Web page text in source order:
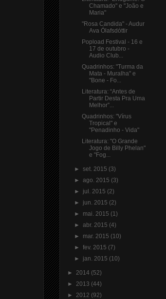
Chamado" e "João e
Maria"
"Rosa Candida" - Audur
Ava Ólafsdóttir
Popload Festival - 16 e
17 de outubro -
Audio Club...
Quadrinhos: "Turma da
Mata - Muralha" e
"Bone - Fo...
Literatura: “Antes de
Partir Desta Pra Uma
Melhor”...
Quadrinhos: "Vírus
Tropical" e
"Penadinho - Vida"
Literatura: "O Grande
Jogo de Billy Phelan"
e "Fog...
►set. 2015 (3)
►ago. 2015 (3)
► jul. 2015 (2)
► jun. 2015 (2)
► mai. 2015 (1)
►abr. 2015 (4)
► mar. 2015 (10)
►fev. 2015 (7)
► jan. 2015 (10)
► 2014 (52)
► 2013 (44)
► 2012 (92)